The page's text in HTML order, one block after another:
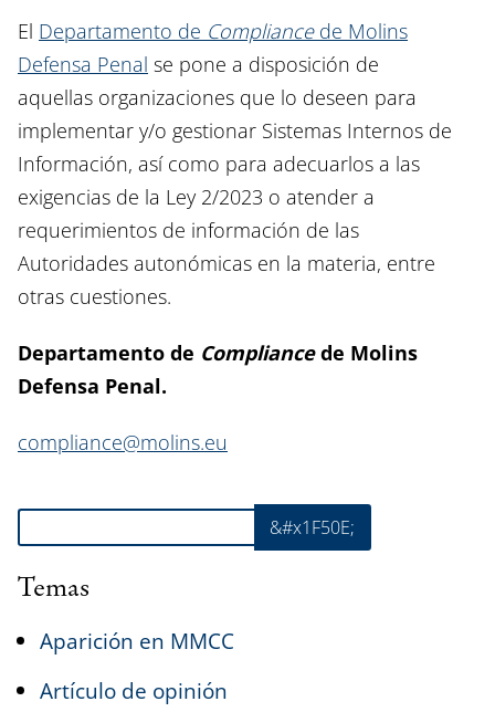
El Departamento de Compliancede Molins
Defensa Penal se pone a disposición de
aquellas organizaciones que lo deseen para
implementar y/o gestionar Sistemas Internos de
Información, así como para adecuarlos a las
exigencias de la Ley 2/2023 o atender a
requerimientos de información de las
Autoridades autonómicas en la materia, entre
otras cuestiones.
Departamento de Compliancede Molins
Defensa Penal.
compliance@molins.eu
Buscar &#x1F50E;
Temas
Aparición en MMCC
Artículo de opinión